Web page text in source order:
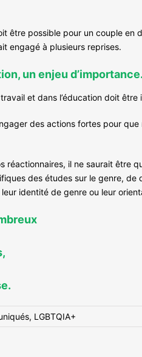
être possible pour un couple
engagé à plusieurs reprises.
un enjeu
et dans l’éducation doit être
des actions fortes pour
réactionnaires, il ne saurait être
des études sur le genre,
identité de genre ou leur
, LGBTQIA+